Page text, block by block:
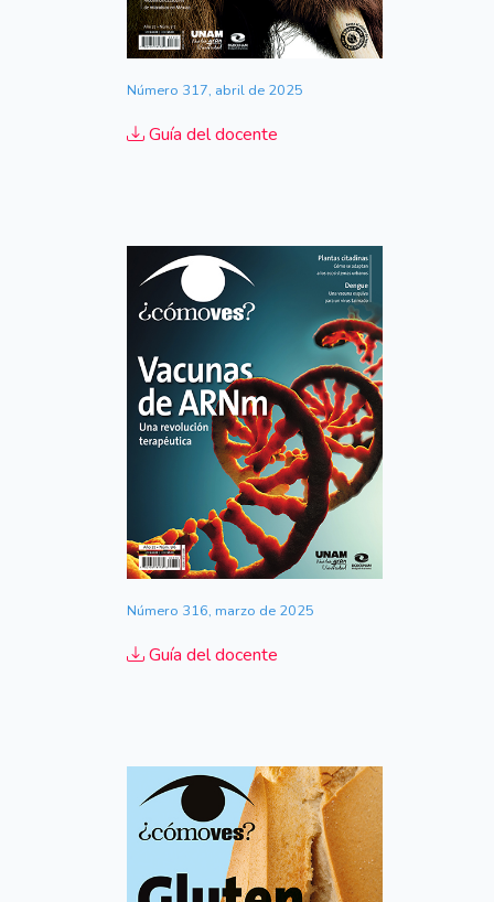
Número 317, abril de 2025
Guía del docente
Número 316, marzo de 2025
Guía del docente